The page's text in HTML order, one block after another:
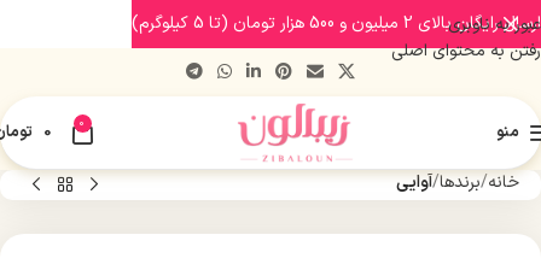
عبور به ناوبری
رفتن به محتوای اصلی
منو 0
0
خانه برندها آوایی
ارسال رایگان بالای 2 میلیون و 500 هزار تومان (تا 5 کیلوگرم)